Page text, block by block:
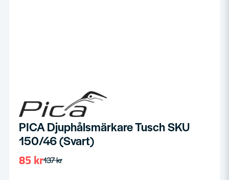
PICA Djuphålsmärkare Tusch SKU
150/46 (Svart)
137 kr
85 kr